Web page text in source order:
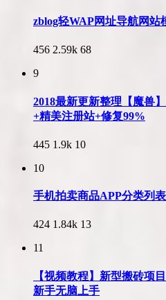
zblog轻WAP网址导航网站
456 2.59k 68
9
2018最新更新整理【魔兽
+精美注册站+修复99%
445 1.9k 10
10
手机拍卖商品APP分类列
424 1.84k 13
11
【视频教程】新型搬砖项
新手无脑上手